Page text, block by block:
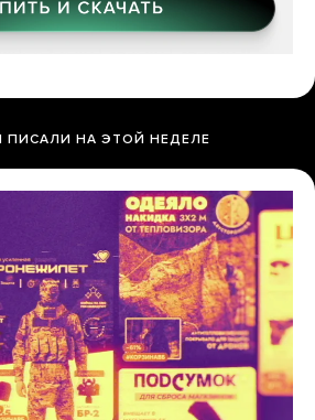
ПИСАЛИ НА ЭТОЙ НЕДЕЛЕ